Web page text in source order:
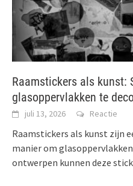
Raamstickers als kunst:
glasoppervlakken te
juli 13, 2026 Reactie
Raamstickers als kunst zijn
manier om
ontwerpen kunnen deze